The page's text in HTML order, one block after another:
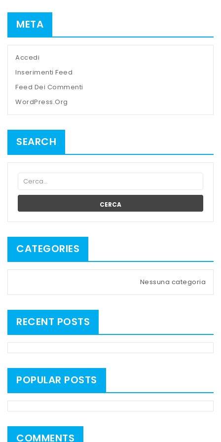
META
Accedi
Inserimenti Feed
Feed Dei Commenti
WordPress.org
SEARCH
CERCA
CATEGORIES
Nessuna categoria
RECENT POSTS
POPULAR POSTS
COMMENTS